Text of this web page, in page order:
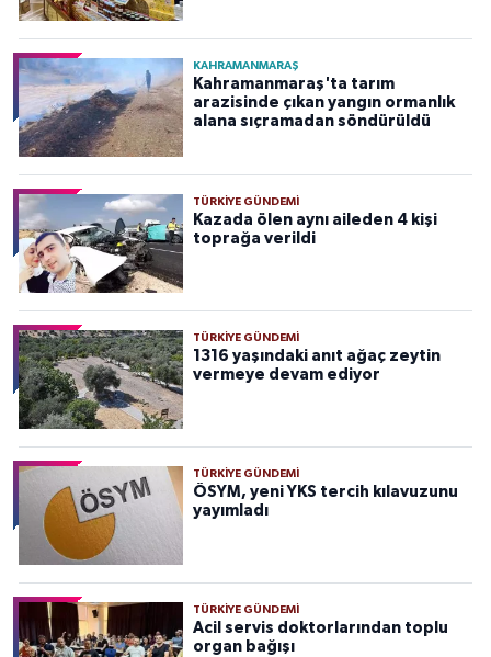
KAHRAMANMARAŞ
Kahramanmaraş'ta tarım
arazisinde çıkan yangın ormanlık
alana sıçramadan söndürüldü
TÜRKIYE GÜNDEMI
Kazada ölen aynı aileden 4 kişi
toprağa verildi
TÜRKIYE GÜNDEMI
1316 yaşındaki anıt ağaç zeytin
vermeye devam ediyor
TÜRKIYE GÜNDEMI
ÖSYM, yeni YKS tercih kılavuzunu
yayımladı
TÜRKIYE GÜNDEMI
Acil servis doktorlarından toplu
organ bağışı